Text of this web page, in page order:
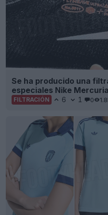
Se ha producido una
especiales Nike
FILTRACIÓN 6 1 0